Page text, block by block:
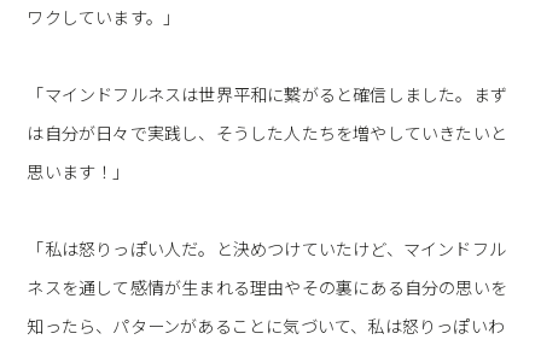
ワクしています。」
「マインドフルネスは世界平和に繋がると確信しました。まず
は自分が日々で実践し、そうした人たちを増やしていきたいと
思います！」
「私は怒りっぽい人だ。と決めつけていたけど、マインドフル
ネスを通して感情が生まれる理由やその裏にある自分の思いを
知ったら、パターンがあることに気づいて、私は怒りっぽいわ